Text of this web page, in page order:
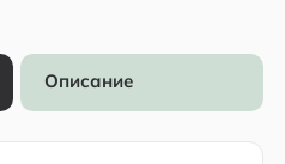
Описание